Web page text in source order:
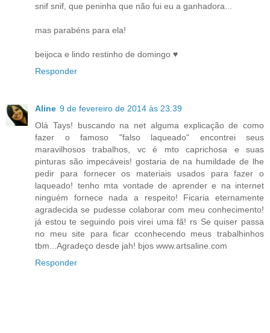
snif snif, que peninha que não fui eu a ganhadora...
mas parabéns para ela!
beijoca e lindo restinho de domingo ♥
Responder
Aline 9 de fevereiro de 2014 às 23:39
Olá Tays! buscando na net alguma explicação de como
fazer o famoso "falso laqueado" encontrei seus
maravilhosos trabalhos, vc é mto caprichosa e suas
pinturas são impecáveis! gostaria de na humildade de lhe
pedir para fornecer os materiais usados para fazer o
laqueado! tenho mta vontade de aprender e na internet
ninguém fornece nada a respeito! Ficaria eternamente
agradecida se pudesse colaborar com meu conhecimento!
já estou te seguindo pois virei uma fã! rs Se quiser passa
no meu site para ficar cconhecendo meus trabalhinhos
tbm...Agradeço desde jah! bjos www.artsaline.com
Responder